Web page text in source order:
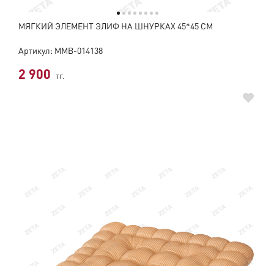
МЯГКИЙ ЭЛЕМЕНТ ЭЛИФ НА ШНУРКАХ 45*45 СМ
Артикул: ММВ-014138
2 900 тг.